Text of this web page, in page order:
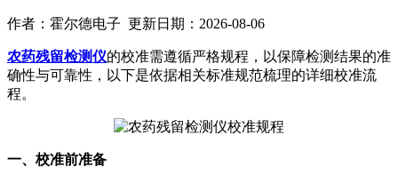
作者：霍尔德电子 更新日期：2026-08-06
农药残留检测仪的校准需遵循严格规程，以保障检测结果的准
确性与可靠性，以下是依据相关标准规范梳理的详细校准流
程。
一、校准前准备